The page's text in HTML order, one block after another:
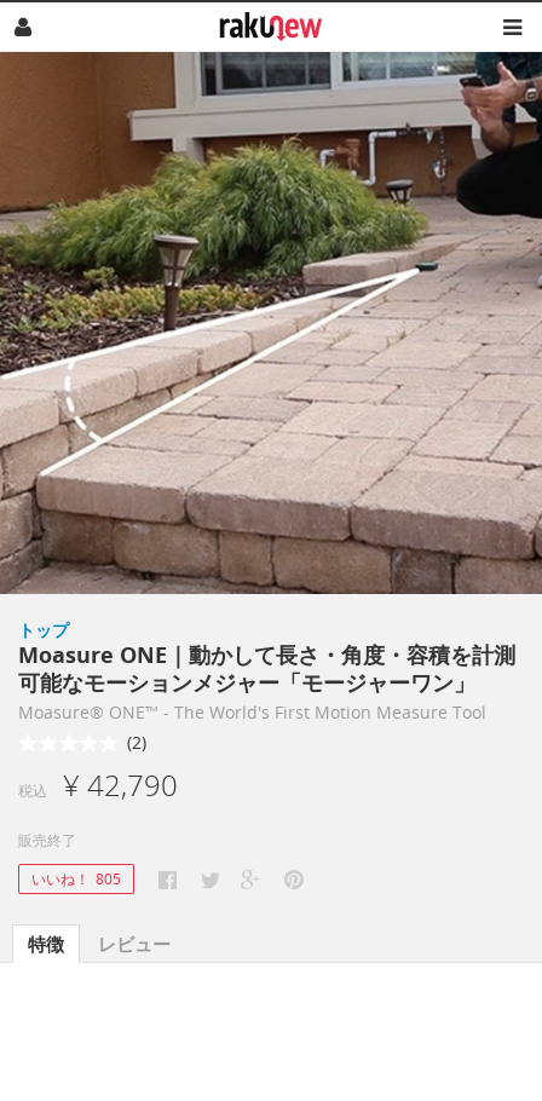
トップ
Moasure ONE｜動かして長さ・角度・容積を計測
可能なモーションメジャー「モージャーワン」
Moasure® ONE™ - The World's First Motion Measure Tool
(2)
税込 ¥ 42,790
販売終了
いいね！ 805
特徴 レビュー